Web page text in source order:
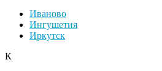
Иваново
Ингушетия
Иркутск
К